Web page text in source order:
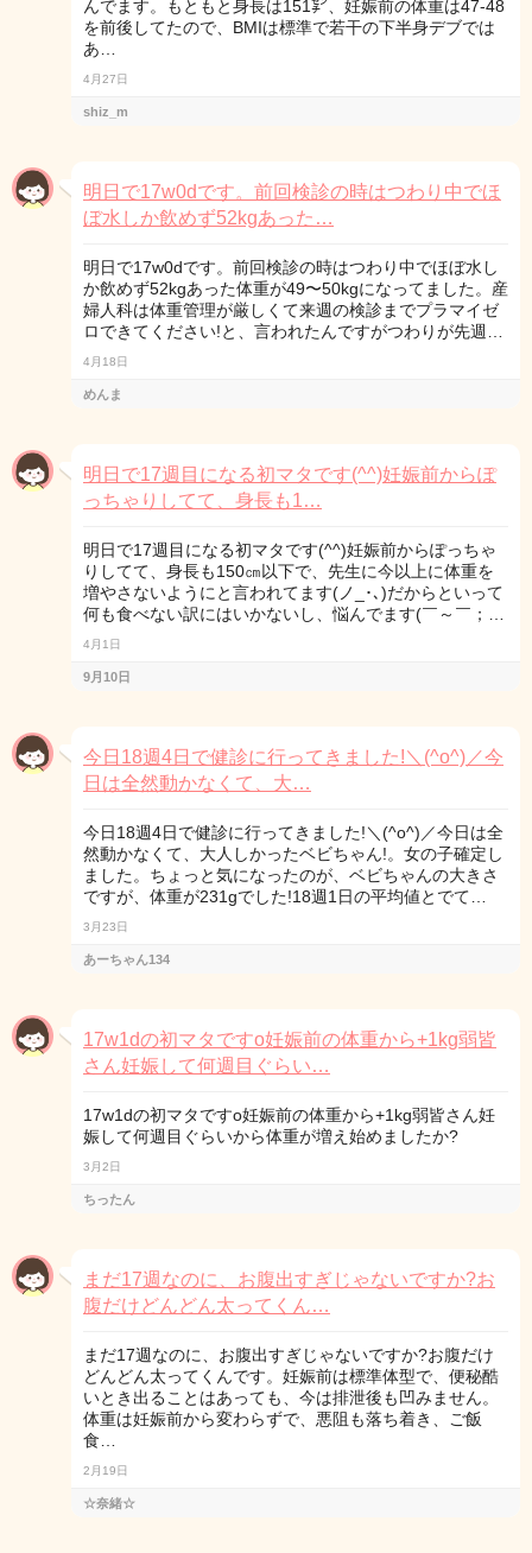
んでます。もともと身長は151㌢、妊娠前の体重は47-48
を前後してたので、BMIは標準で若干の下半身デブでは
あ…
4月27日
shiz_m
明日で17w0dです。前回検診の時はつわり中でほ
ぼ水しか飲めず52kgあった…
明日で17w0dです。前回検診の時はつわり中でほぼ水し
か飲めず52kgあった体重が49〜50kgになってました。産
婦人科は体重管理が厳しくて来週の検診までプラマイゼ
ロできてください!と、言われたんですがつわりが先週…
4月18日
めんま
明日で17週目になる初マタです(^^)妊娠前からぽ
っちゃりしてて、身長も1…
明日で17週目になる初マタです(^^)妊娠前からぽっちゃ
りしてて、身長も150㎝以下で、先生に今以上に体重を
増やさないようにと言われてます(ノ_･､)だからといって
何も食べない訳にはいかないし、悩んでます(￣～￣；…
4月1日
9月10日
今日18週4日で健診に行ってきました!＼(^o^)／今
日は全然動かなくて、大…
今日18週4日で健診に行ってきました!＼(^o^)／今日は全
然動かなくて、大人しかったベビちゃん!。女の子確定し
ました。ちょっと気になったのが、ベビちゃんの大きさ
ですが、体重が231gでした!18週1日の平均値とでて…
3月23日
あーちゃん134
17w1dの初マタですo妊娠前の体重から+1kg弱皆
さん妊娠して何週目ぐらい…
17w1dの初マタですo妊娠前の体重から+1kg弱皆さん妊
娠して何週目ぐらいから体重が増え始めましたか?
3月2日
ちったん
まだ17週なのに、お腹出すぎじゃないですか?お
腹だけどんどん太ってくん…
まだ17週なのに、お腹出すぎじゃないですか?お腹だけ
どんどん太ってくんです。妊娠前は標準体型で、便秘酷
いとき出ることはあっても、今は排泄後も凹みません。
体重は妊娠前から変わらずで、悪阻も落ち着き、ご飯
食…
2月19日
☆奈緒☆